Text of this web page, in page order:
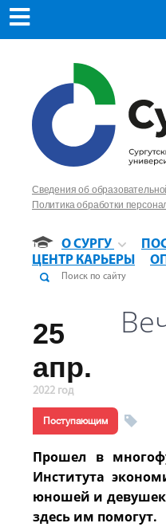
Сведения об
Политика обработки
О СУРГУ
ЦЕНТР КАРЬЕРЫ
25
апр.
2022 год
Поступающим
Прошел в
Института
юношей и девушек
здесь им помогут.